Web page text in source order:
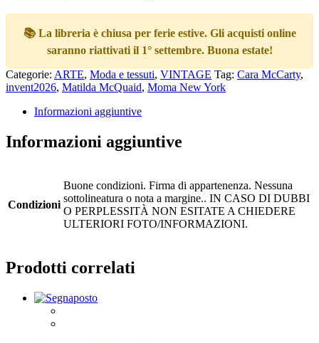
📚 La libreria è chiusa per ferie estive. Gli acquisti online
saranno riattivati il 1° settembre. Buona estate!
Categorie: ARTE, Moda e tessuti, VINTAGE Tag: Cara McCarty,
invent2026, Matilda McQuaid, Moma New York
Informazioni aggiuntive
Informazioni aggiuntive
Condizioni
Buone condizioni. Firma di appartenenza. Nessuna
sottolineatura o nota a margine.. IN CASO DI DUBBI
O PERPLESSITÀ NON ESITATE A CHIEDERE
ULTERIORI FOTO/INFORMAZIONI.
Prodotti correlati